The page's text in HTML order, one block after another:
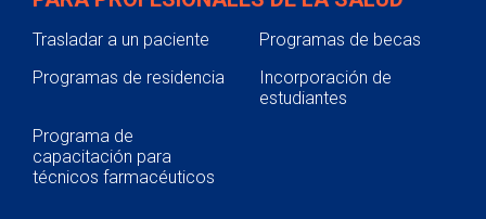
Trasladar a un paciente
Programas de becas
Programas de residencia
Incorporación de
estudiantes
Programa de
capacitación para
técnicos farmacéuticos